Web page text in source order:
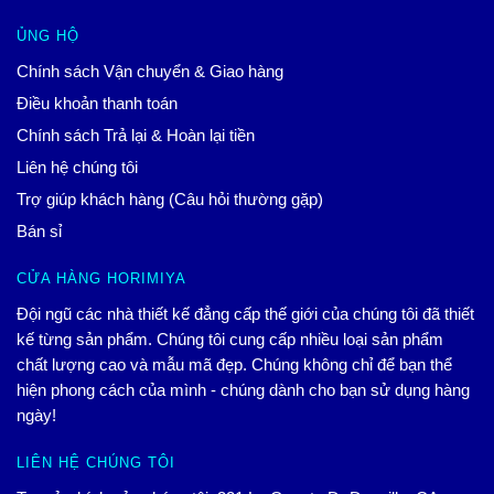
ỦNG HỘ
Chính sách Vận chuyển & Giao hàng
Điều khoản thanh toán
Chính sách Trả lại & Hoàn lại tiền
Liên hệ chúng tôi
Trợ giúp khách hàng (Câu hỏi thường gặp)
Bán sỉ
CỬA HÀNG HORIMIYA
Đội ngũ các nhà thiết kế đẳng cấp thế giới của chúng tôi đã thiết
kế từng sản phẩm. Chúng tôi cung cấp nhiều loại sản phẩm
chất lượng cao và mẫu mã đẹp. Chúng không chỉ để bạn thể
hiện phong cách của mình - chúng dành cho bạn sử dụng hàng
ngày!
LIÊN HỆ CHÚNG TÔI